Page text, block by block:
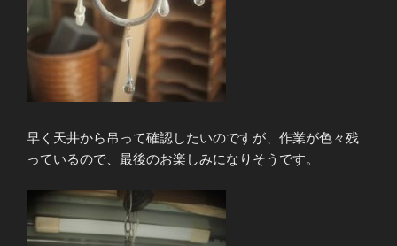
早く天井から吊って確認したいのですが、作業が色々残
っているので、最後のお楽しみになりそうです。